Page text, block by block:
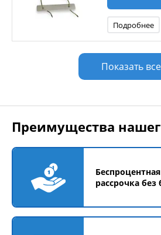
Подробнее
Показать все
Преимущества
Беспроцентная
рассрочка без